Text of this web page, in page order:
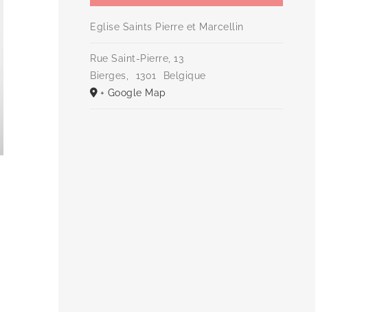
Eglise Saints Pierre et Marcellin
Rue Saint-Pierre, 13
Bierges
1301
Belgique
+ Google Map